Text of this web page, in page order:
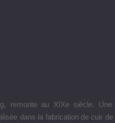
remonte au XIXe siècle. Une
dans la fabrication de cuir de